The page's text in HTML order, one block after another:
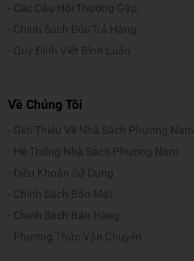
Các Câu Hỏi Thường Gặp
Chính Sách Đổi/Trả Hàng
Quy Định Viết Bình Luận
Về Chúng Tôi
Giới Thiệu Về Nhà Sách Phương Nam
Hệ Thống Nhà Sách Phương Nam
Điều Khoản Sử Dụng
Chính Sách Bảo Mật
Chính Sách Bán Hàng
Phương Thức Vận Chuyển